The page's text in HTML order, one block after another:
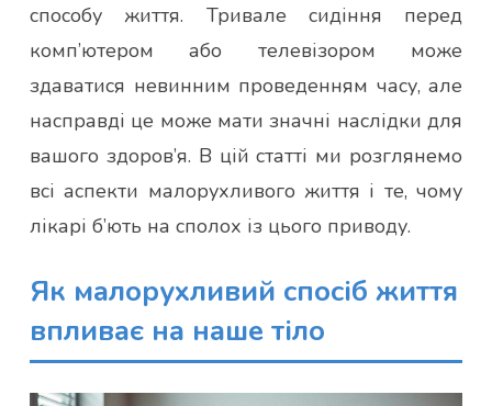
способу життя. Тривале сидіння перед
комп’ютером або телевізором може
здаватися невинним проведенням часу, але
насправді це може мати значні наслідки для
вашого здоров’я. В цій статті ми розглянемо
всі аспекти малорухливого життя і те, чому
лікарі б’ють на сполох із цього приводу.
Як малорухливий спосіб життя
впливає на наше тіло